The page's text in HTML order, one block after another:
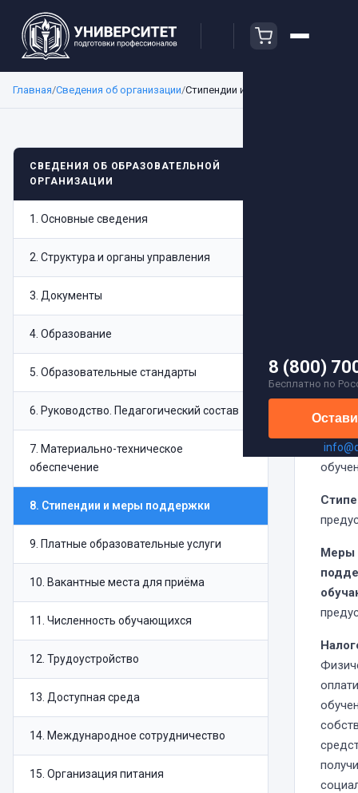
8 (800)
Бесплатно по
Главная/Сведения об организации/Стипендии и меры поддержки
СВЕДЕНИЯ ОБ ОБРАЗОВАТЕЛЬНОЙ
ОРГАНИЗАЦИИ
1 Основные сведения
2 Структура и органы управления
3 Документы
4 Образование
5 Образовательные стандарты
6 Руководство. Педагогический состав
7 Материально-техническое
обеспечение
8. Стипендии и меры поддержки
9 Платные образовательные услуги
10 Вакантные места для приёма
11 Численность обучающихся
12 Трудоустройство
13 Доступная среда
14 Международное сотрудничество
15 Организация питания
Меры